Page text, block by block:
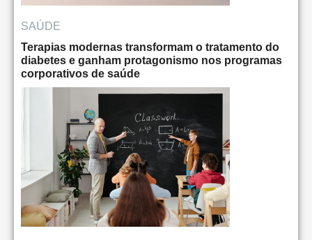
SAÚDE
Terapias modernas transformam o tratamento do
diabetes e ganham protagonismo nos programas
corporativos de saúde